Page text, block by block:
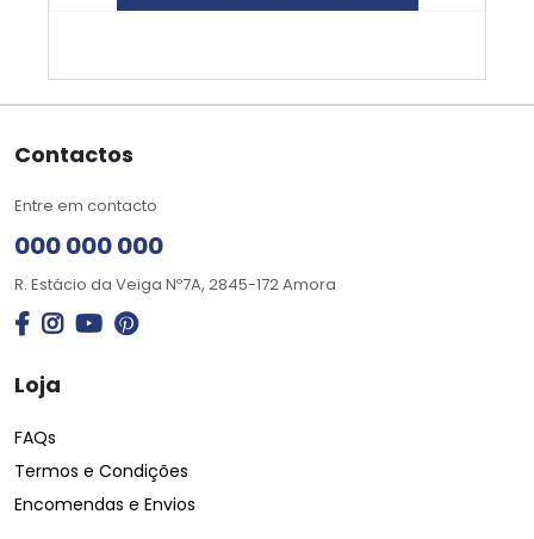
Contactos
Entre em contacto
000 000 000
R. Estácio da Veiga Nº7A, 2845-172 Amora
Loja
FAQs
Termos e Condições
Encomendas e Envios